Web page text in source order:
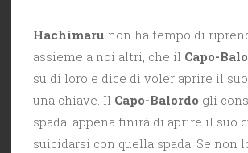
Hachimaru non ha tempo di
assieme a noi altri, che il Capo-
su di loro e dice di voler aprire il
una chiave. Il Capo-Balordo gli
spada: appena finirà di aprire il suo
suicidarsi con quella spada. Se non